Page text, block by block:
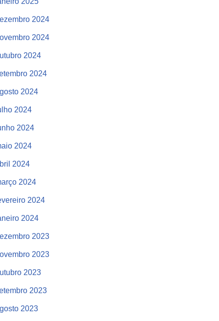
2024
2024
2024
2024
2024
2024
2024
2024
2024
2024
2024
2024
2023
2023
2023
2023
2023